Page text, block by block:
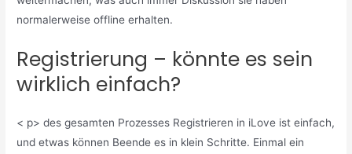
normalerweise offline erhalten.
Registrierung – könnte es sein
wirklich einfach?
< p> des gesamten Prozesses Registrieren in iLove ist einfach,
und etwas können Beende es in klein Schritte. Einmal ein